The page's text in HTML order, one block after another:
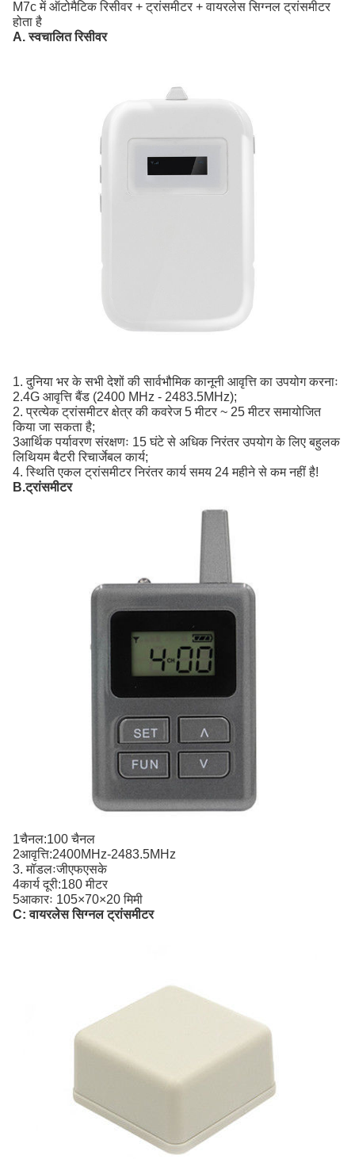
M7c में ऑटोमैटिक रिसीवर + ट्रांसमीटर + वायरलेस सिग्नल ट्रांसमीटर
होता है
A. स्वचालित रिसीवर
1. दुनिया भर के सभी देशों की सार्वभौमिक कानूनी आवृत्ति का उपयोग करनाः
2.4G आवृत्ति बैंड (2400 MHz - 2483.5MHz);
2. प्रत्येक ट्रांसमीटर क्षेत्र की कवरेज 5 मीटर ~ 25 मीटर समायोजित
किया जा सकता है;
3आर्थिक पर्यावरण संरक्षणः 15 घंटे से अधिक निरंतर उपयोग के लिए बहुलक
लिथियम बैटरी रिचार्जेबल कार्य;
4. स्थिति एकल ट्रांसमीटर निरंतर कार्य समय 24 महीने से कम नहीं है!
B.ट्रांसमीटर
1चैनल:100 चैनल
2आवृत्ति:2400MHz-2483.5MHz
3. मॉडलःजीएफएसके
4कार्य दूरी:180 मीटर
5आकारः 105×70×20 मिमी
C: वायरलेस सिग्नल ट्रांसमीटर